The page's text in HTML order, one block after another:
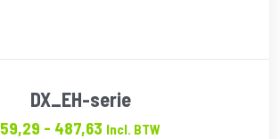
DX_EH-serie
59,29 - 487,63 Prijsklasse:
Incl. BTW